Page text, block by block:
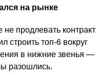
на рынке
продлевать контракт
строить топ-6 вокруг
в нижние звенья —
разошлись.